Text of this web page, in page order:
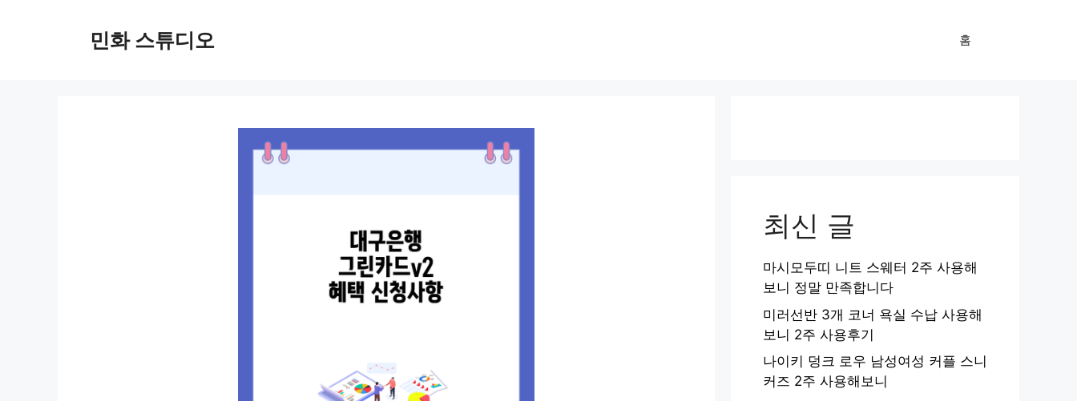
민화 스튜디오 홈
최신 글
마시모두띠 니트 스웨터 2주 사용해
보니 정말 만족합니다
미러선반 3개 코너 욕실 수납 사용해
보니 2주 사용후기
나이키 덩크 로우 남성여성 커플 스니
커즈 2주 사용해보니